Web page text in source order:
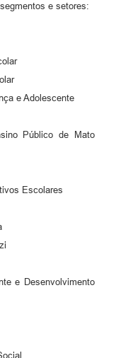
e setores:
e Adolescente
Público de Mato
Escolares
e Desenvolvimento